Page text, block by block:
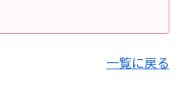
一覧に戻る